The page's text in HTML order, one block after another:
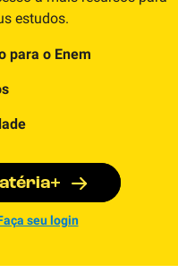
estudos.
para o Enem
seu login